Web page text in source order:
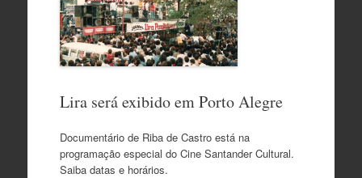
Lira será exibido em Porto Alegre
Documentário de Riba de Castro está na
programação especial do Cine Santander Cultural.
Saiba datas e horários.